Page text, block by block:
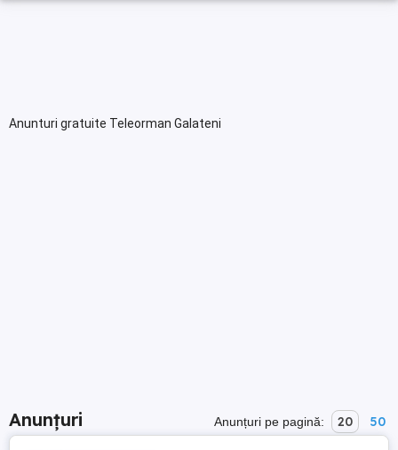
Anunturi gratuite Teleorman Galateni
Anunțuri Anunțuri pe pagină: 20 50